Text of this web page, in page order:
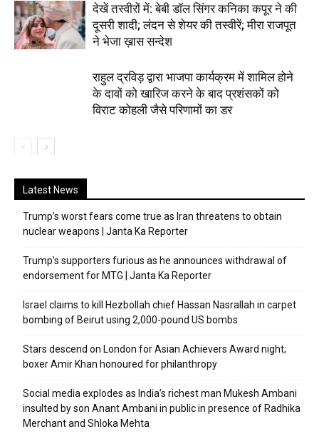
देखें तस्वीरों में: बेबी डॉल सिंगर कनिका कपूर ने की
दूसरी शादी; लंदन से शेयर की तस्वीरें; मीरा राजपूत
ने भेजा ख़ास सन्देश
राहुल द्रविड़ द्वारा भाजपा कार्यक्रम में शामिल होने
के दावों को खारिज करने के बाद प्रशंसकों को
विराट कोहली जैसे परिणामों का डर
Latest News
Trump’s worst fears come true as Iran threatens to obtain
nuclear weapons | Janta Ka Reporter
Trump’s supporters furious as he announces withdrawal of
endorsement for MTG | Janta Ka Reporter
Israel claims to kill Hezbollah chief Hassan Nasrallah in carpet
bombing of Beirut using 2,000-pound US bombs
Stars descend on London for Asian Achievers Award night;
boxer Amir Khan honoured for philanthropy
Social media explodes as India’s richest man Mukesh Ambani
insulted by son Anant Ambani in public in presence of Radhika
Merchant and Shloka Mehta